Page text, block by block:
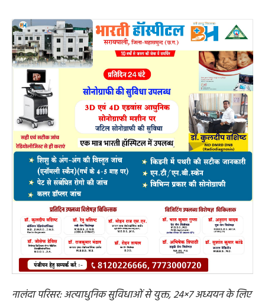
नालंदा परिसर: अत्याधुनिक सुविधाओं से युक्त, 24×7 अध्ययन के लिए